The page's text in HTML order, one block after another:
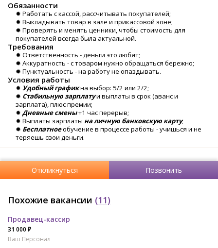
Обязанности
✹ Работать с кассой, рассчитывать покупателей;
✹ Выкладывать товар в зале и прикассовой зоне;
✹ Проверять и менять ценники, чтобы стоимость для
покупателей всегда была актуальной.
Требования
✹ Ответственность - деньги это любят;
✹ Аккуратность - с товаром нужно обращаться бережно;
✹ Пунктуальность - на работу не опаздывать.
Условия работы
✹ Удобный графикна выбор: 5/2 или 2/2;
✹ Стабильную зарплатуи выплаты в срок (аванс и
зарплата), плюс премии;
✹ Дневные смены+1 час перерыв;
✹ Выплаты зарплаты на личную банковскую карту;
✹ Бесплатноеобучение в процессе работы - учишься и не
теряешь свои деньги.
Откликнуться Позвонить
Похожие вакансии (11)
Продавец-кассир
31 000 ₽
Ваш Персонал